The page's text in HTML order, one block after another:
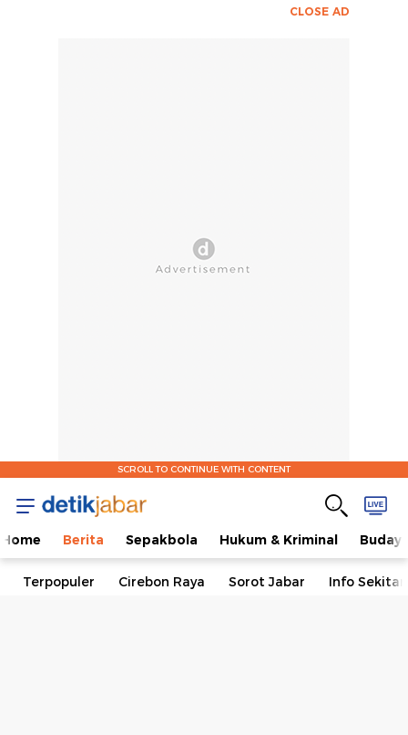
CLOSE AD
SCROLL TO CONTINUE WITH CONTENT
Home Berita Sepakbola Hukum & Kriminal
Terpopuler Cirebon Raya Sorot Jabar Info